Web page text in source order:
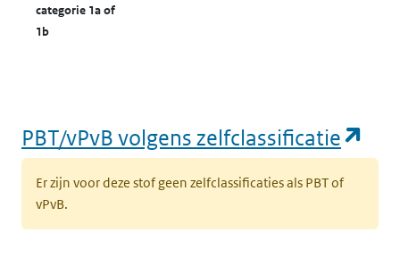
categorie 1a of
1b
PBT/vPvB volgens zelfclassificatie
Er zijn voor deze stof geen zelfclassificaties als PBT of
vPvB.